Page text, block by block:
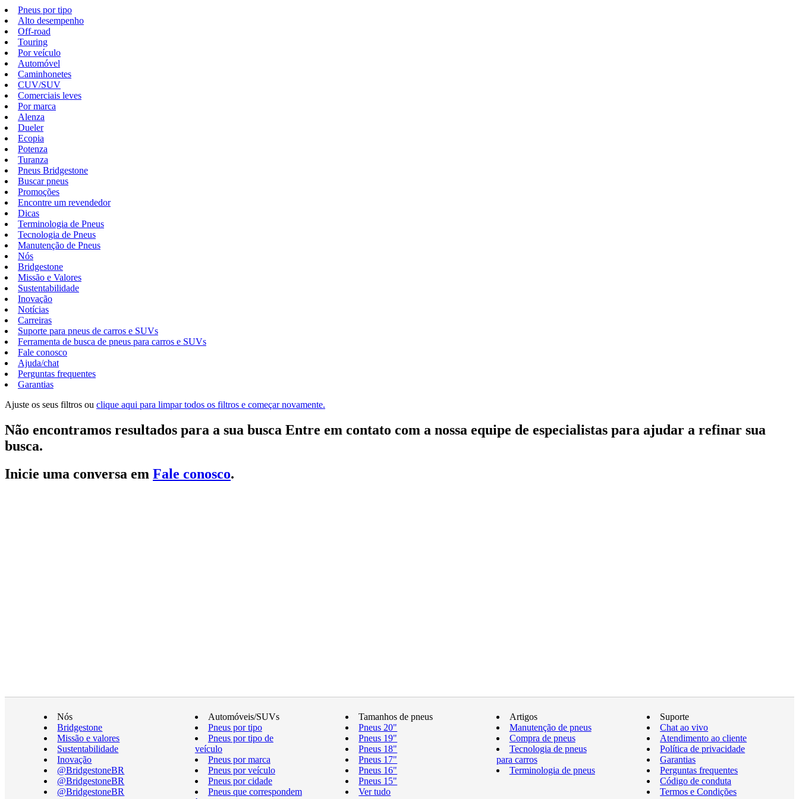
Pneus por tipo
Alto desempenho
Off-road
Touring
Por veículo
Automóvel
Caminhonetes
CUV/SUV
Comerciais leves
Por marca
Alenza
Dueler
Ecopia
Potenza
Turanza
Pneus Bridgestone
Buscar pneus
Promoções
Encontre um revendedor
Dicas
Terminologia de Pneus
Tecnologia de Pneus
Manutenção de Pneus
Nós
Bridgestone
Missão e Valores
Sustentabilidade
Inovação
Notícias
Carreiras
Suporte para pneus de carros e SUVs
Ferramenta de busca de pneus para carros e SUVs
Fale conosco
Ajuda/chat
Perguntas frequentes
Garantias
Ajuste os seus filtros ou clique aqui para limpar todos os filtros e começar novamente.
Não encontramos resultados para a sua busca Entre em contato com a nossa equipe de especialistas para ajudar a refinar sua
busca.
Inicie uma conversa em Fale conosco.
Nós
Bridgestone
Missão e valores
Sustentabilidade
Inovação
@BridgestoneBR
@BridgestoneBR
@BridgestoneBR
Automóveis/SUVs
Pneus por tipo
Pneus por tipo de
veículo
Pneus por marca
Pneus por veículo
Pneus por cidade
Pneus que correspondem
Tamanhos de pneus
Pneus 20"
Pneus 19"
Pneus 18"
Pneus 17"
Pneus 16"
Pneus 15"
Ver tudo
Artigos
Manutenção de pneus
Compra de pneus
Tecnologia de pneus
para carros
Terminologia de pneus
Suporte
Chat ao vivo
Atendimento ao cliente
Política de privacidade
Garantias
Perguntas frequentes
Código de conduta
Termos e Condições